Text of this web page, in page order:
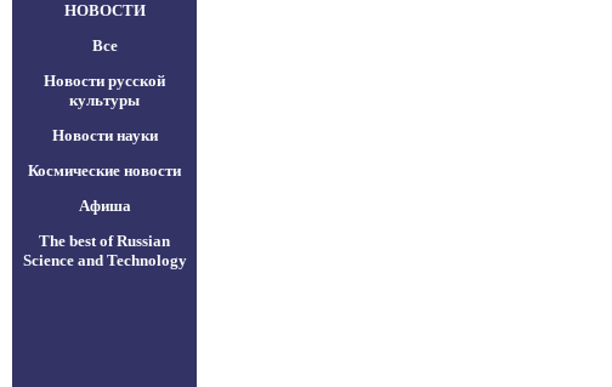
НОВОСТИ
Все
Новости русской
культуры
Новости науки
Космические новости
Афиша
The best of Russian
Science and Technology